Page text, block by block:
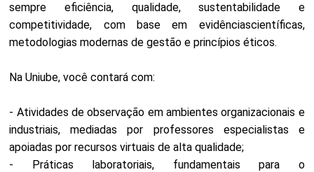
sempre eficiência, qualidade, sustentabilidade e
competitividade, com base em evidênciascientíficas,
metodologias modernas de gestão e princípios éticos.
Na Uniube, você contará com:
- Atividades de observação em ambientes organizacionais e
industriais, mediadas por professores especialistas e
apoiadas por recursos virtuais de alta qualidade;
- Práticas laboratoriais, fundamentais para o